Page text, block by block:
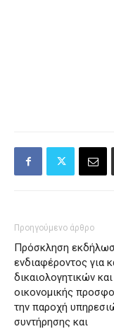
Προηγούμενο άρθρο
Πρόσκληση
ενδιαφέροντος για
δικαιολογητικών και
οικονομικής
την παροχή
συντήρησης και